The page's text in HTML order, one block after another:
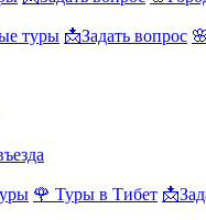
туры 📩Задать вопрос
🌹 Туры в Тибет